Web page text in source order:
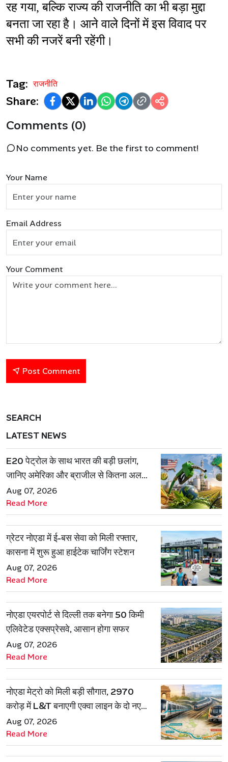
रह गया, बल्कि राज्य की राजनीति का भी बड़ा मुद्दा
बनता जा रहा है। आने वाले दिनों में इस विवाद पर
सभी की नजरें बनी रहेंगी।
Tag: राजनीति
Share:
Comments (0)
No comments yet. Be the first to comment!
Your Name
Email Address
Your Comment
Post Comment
SEARCH
LATEST NEWS
E20 पेट्रोल के साथ भारत की बड़ी छलांग,
जानिए अमेरिका और ब्राजील से कितना अलग
है एथेनॉल मॉडल
Aug 07, 2026
Read More
ग्रेटर नोएडा में ई-बस सेवा को मिली रफ्तार,
कासना में शुरू हुआ हाईटेक चार्जिंग स्टेशन
Aug 07, 2026
Read More
नोएडा एयरपोर्ट से दिल्ली तक बनेगा 50 किमी
एलिवेटेड एक्सप्रेसवे, आसान होगा सफर
Aug 07, 2026
Read More
नोएडा मेट्रो को मिली बड़ी सौगात, 2970
करोड़ में L&T बनाएगी एक्वा लाइन के दो नए
रूट
Aug 07, 2026
Read More